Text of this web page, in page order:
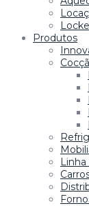
Produtos
Linha